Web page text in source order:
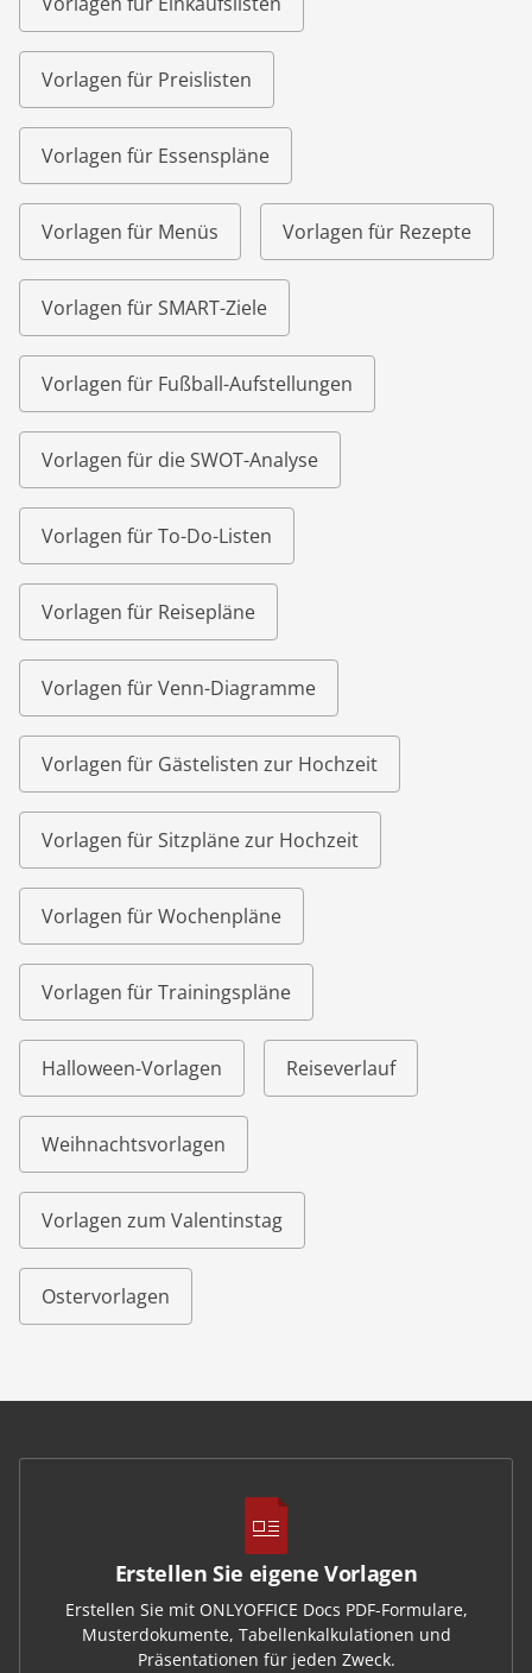
Vorlagen für Preislisten
Vorlagen für Essenspläne
Vorlagen für Menüs Vorlagen für Rezepte
Vorlagen für SMART-Ziele
Vorlagen für Fußball-Aufstellungen
Vorlagen für die SWOT-Analyse
Vorlagen für To-Do-Listen
Vorlagen für Reisepläne
Vorlagen für Venn-Diagramme
Vorlagen für Gästelisten zur Hochzeit
Vorlagen für Sitzpläne zur Hochzeit
Vorlagen für Wochenpläne
Vorlagen für Trainingspläne
Halloween-Vorlagen Reiseverlauf
Weihnachtsvorlagen
Vorlagen zum Valentinstag
Ostervorlagen
Erstellen Sie eigene Vorlagen
Erstellen Sie mit ONLYOFFICE Docs PDF-Formulare,
Musterdokumente, Tabellenkalkulationen und
Präsentationen für jeden Zweck.